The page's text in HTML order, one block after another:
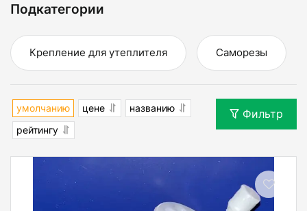
Подкатегории
Крепление для утеплителя Саморезы
умолчанию цене
названию
рейтингу
Фильтр